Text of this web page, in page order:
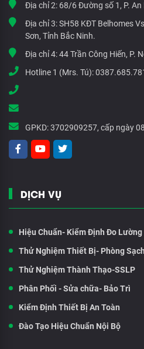
Địa chỉ 2: 68/6 Đường số 1, P. An
Địa chỉ 3:SH58 KĐT Belhomes
Sơn, Tỉnh Bắc Ninh.
Địa chỉ 4:44 Trần Công Hiến, P.
Hotline 1 (Mrs. Tú):
GPKD:3702909257, cấp ngày
DỊCH VỤ
Hiệu Chuẩn- Kiểm Định Đo Lường
Thử Nghiệm Thiết Bị- Phòng Sạch
Thử Nghiệm Thành Thạo-SSLP
Phân Phối - Sửa chữa- Bảo Trì
Kiểm Định Thiết Bị An Toàn
Đào Tạo Hiệu Chuẩn Nội Bộ